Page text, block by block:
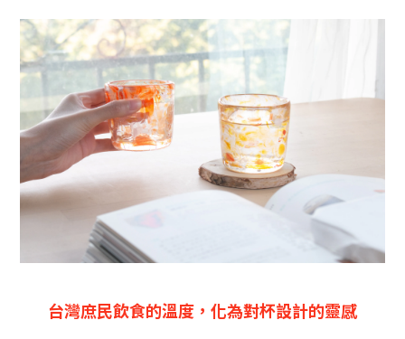
台灣庶民飲食的溫度，化為對杯設計的靈感